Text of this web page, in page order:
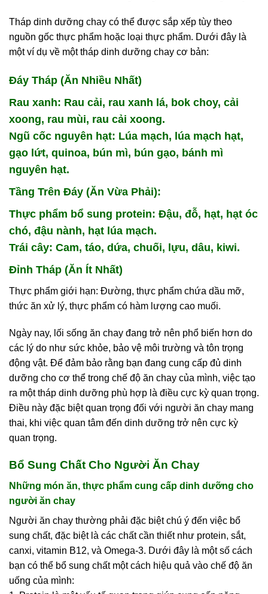
Tháp dinh dưỡng chay có thể được sắp xếp tùy theo
nguồn gốc thực phẩm hoặc loại thực phẩm. Dưới đây là
một ví dụ về một tháp dinh dưỡng chay cơ bản:
Đáy Tháp (Ăn Nhiều Nhất)
Rau xanh: Rau cải, rau xanh lá, bok choy, cải
xoong, rau mùi, rau cải xoong.
Ngũ cốc nguyên hạt: Lúa mạch, lúa mạch hạt,
gạo lứt, quinoa, bún mì, bún gạo, bánh mì
nguyên hạt.
Tầng Trên Đáy (Ăn Vừa Phải):
Thực phẩm bổ sung protein: Đậu, đỗ, hạt, hạt óc
chó, đậu nành, hạt lúa mạch.
Trái cây: Cam, táo, dứa, chuối, lựu, dâu, kiwi.
Đỉnh Tháp (Ăn Ít Nhất)
Thực phẩm giới hạn: Đường, thực phẩm chứa dầu mỡ,
thức ăn xử lý, thực phẩm có hàm lượng cao muối.
Ngày nay, lối sống ăn chay đang trở nên phổ biến hơn do
các lý do như sức khỏe, bảo vệ môi trường và tôn trọng
động vật. Để đảm bảo rằng bạn đang cung cấp đủ dinh
dưỡng cho cơ thể trong chế độ ăn chay của mình, việc tạo
ra một tháp dinh dưỡng phù hợp là điều cực kỳ quan trọng.
Điều này đặc biệt quan trọng đối với người ăn chay mang
thai, khi việc quan tâm đến dinh dưỡng trở nên cực kỳ
quan trọng.
Bổ Sung Chất Cho Người Ăn Chay
Những món ăn, thực phẩm cung cấp dinh dưỡng cho
người ăn chay
Người ăn chay thường phải đặc biệt chú ý đến việc bổ
sung chất, đặc biệt là các chất cần thiết như protein, sắt,
canxi, vitamin B12, và Omega-3. Dưới đây là một số cách
bạn có thể bổ sung chất một cách hiệu quả vào chế độ ăn
uống của mình: